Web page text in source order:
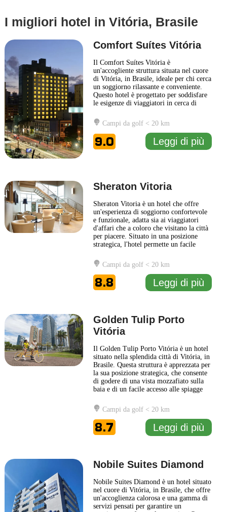
I migliori hotel in Vitória, Brasile
Comfort Suítes Vitória
Il Comfort Suítes Vitória è
un'accogliente struttura situata nel cuore
di Vitória, in Brasile, ideale per chi cerca
un soggiorno rilassante e conveniente.
Questo hotel è progettato per soddisfare
le esigenze di viaggiatori in cerca di
arredate in modo moderno e pratico,
offrendo un ambiente ideale per lavorare
o semplicemente rilassarsi dopo una
giornata trascorsa
... Leggi di più
Campi da golf < 20 km
9.0 Leggi di più
Sheraton Vitoria
Sheraton Vitoria è un hotel che offre
un'esperienza di soggiorno confortevole
e funzionale, adatta sia ai viaggiatori
d'affari che a coloro che visitano la città
per piacere. Situato in una posizione
strategica, l'hotel permette un facile
Vitória, rendendolo ideale per esplorare
la cultura locale e le bellezze naturali
della regione. Gli ospiti possono
approfittare
... Leggi di più
Campi da golf < 20 km
8.8 Leggi di più
Golden Tulip Porto
Vitória
Il Golden Tulip Porto Vitória è un hotel
situato nella splendida città di Vitória, in
Brasile. Questa struttura è apprezzata per
la sua posizione strategica, che consente
di godere di una vista mozzafiato sulla
baia e di un facile accesso alle spiagge
locali. Caratterizzato da un design
contemporaneo e accogliente, il Golden
Tulip Porto Vitória offre un... Leggi di
più
Campi da golf < 20 km
8.7 Leggi di più
Nobile Suites Diamond
Nobile Suites Diamond è un hotel situato
nel cuore di Vitória, in Brasile, che offre
un'accoglienza calorosa e una gamma di
servizi pensati per garantire un